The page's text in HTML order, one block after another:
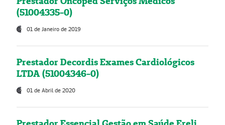
(51004335-0)
01 de Janeiro de 2019
Prestador Decordis Exames Cardiológicos
LTDA (51004346-0)
01 de Abril de 2020